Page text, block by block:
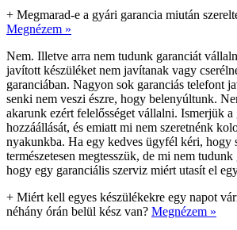
+ Megmarad-e a gyári garancia miután
Megnézem »
Nem. Illetve arra nem tudunk garanciát
javított készüléket nem javítanak vagy
garanciában. Nagyon sok garanciás telefont
senki nem veszi észre, hogy belenyúltunk.
akarunk ezért felelősséget vállalni. Ismerjük
hozzáállását, és emiatt mi nem szeretnénk
nyakunkba. Ha egy kedves ügyfél kéri, hogy
természetesen megtesszük, de mi nem
hogy egy garanciális szerviz miért utasít el
+ Miért kell egyes készülékekre egy napot
néhány órán belül kész van? Megnézem »